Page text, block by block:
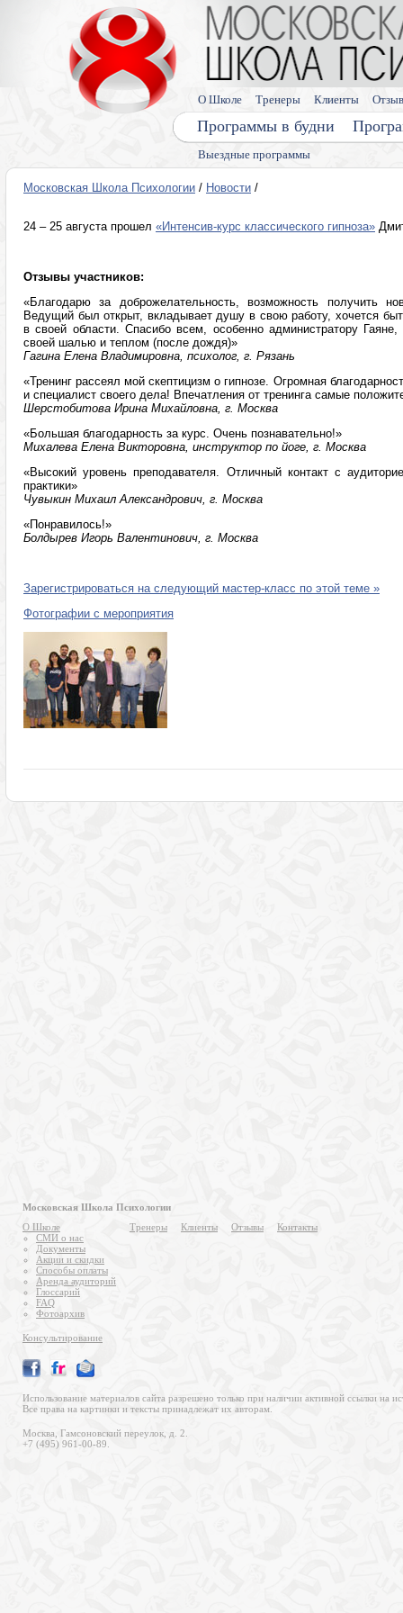
Выездные программы
Программы в будни
О Школе Тренеры Клиенты
Московская Школа Психологии / Новости /
24 – 25 августа прошел «Интенсив-курс классического гипноза»
Отзывы участников:
«Благодарю за доброжелательность, возможность получить
Ведущий был открыт, вкладывает душу в свою работу, хочется
в своей области. Спасибо всем, особенно администратору
своей шалью и теплом (после дождя)»
Гагина Елена Владимировна, психолог, г. Рязань
«Тренинг рассеял мой скептицизм о гипнозе. Огромная
и специалист своего дела! Впечатления от тренинга самые
Шерстобитова Ирина Михайловна, г. Москва
«Большая благодарность за курс. Очень познавательно!»
Михалева Елена Викторовна, инструктор по йоге, г. Москва
«Высокий уровень преподавателя. Отличный контакт с
практики»
Чувыкин Михаил Александрович, г. Москва
«Понравилось!»
Болдырев Игорь Валентинович, г. Москва
Зарегистрироваться на следующий мастер-класс по этой теме »
Фотографии с мероприятия
Московская Школа Психологии
О Школе
СМИ о нас
Документы
Акции и скидки
Способы оплаты
Аренда аудиторий
Глоссарий
FAQ
Фотоархив
Тренеры Клиенты Отзывы Контакты
Консультирование
Использование материалов сайта разрешено только при наличии активной ссылки на
Все права на картинки и тексты принадлежат их авторам.
Москва, Гамсоновский переулок, д. 2.
+7 (495) 961-00-89.